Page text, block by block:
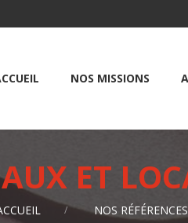
NOS MISSIONS
ET
NOS RÉFÉRENCES